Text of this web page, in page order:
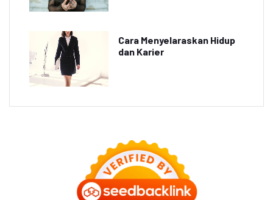
Cara Menyelaraskan Hidup
dan Karier